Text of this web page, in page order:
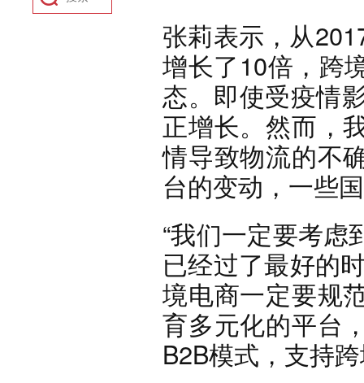
张莉表示，从
增长了10倍，跨
态。即使受疫情
正增长。然而，
情导致物流的不
台的变动，一些
“我们一定要考
已经过了最好的
境电商一定要规
育多元化的平台
B2B模式，支持